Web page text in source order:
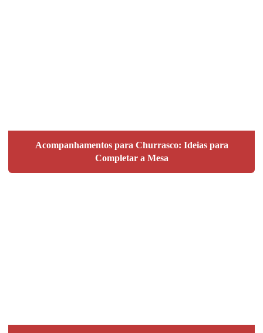
Acompanhamentos para Churrasco: Ideias para
Completar a Mesa